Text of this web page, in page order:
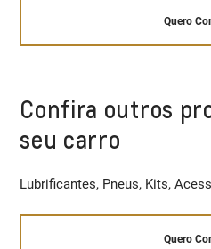
Quero
Confira outros
seu carro
Lubrificantes, Pneus, Kits,
Quero